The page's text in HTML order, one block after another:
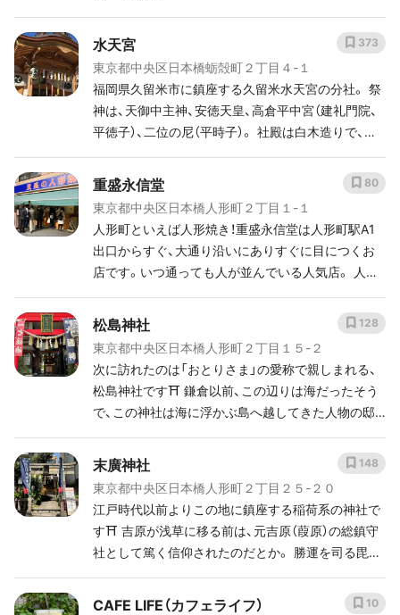
水天宮
東京都中央区日本橋蛎殻町２丁目４-１
福岡県久留米市に鎮座する久留米水天宮の分社。 祭
神は、天御中主神、安徳天皇、高倉平中宮（建礼門院、
平徳子）、二位の尼（平時子）。 社殿は白木造りで、コ
面には地上６階建てのビルが建設され、境内は２階。
江戸時代より安産・子授けの神「おすいてんぐさま」
として信仰を集め、古くから妊婦や新婚夫婦らが参
拝に訪れる。 久留米の水天宮は久留米藩歴代藩主
（有馬家）により崇敬。 １８１８年、９代藩主有馬頼
徳が江戸・三田の久留米藩江戸上屋敷に分霊を勧請。
当初、藩邸内にあったため一般人の参拝は少なかっ
たという。
373
重盛永信堂
東京都中央区日本橋人形町２丁目１-１
人形町といえば人形焼き！重盛永信堂は人形町駅A1
出口からすぐ、大通り沿いにありすぐに目につくお
店です。いつ通っても人が並んでいる人気店。 人形
あんこがぎっしり詰まっていて1つでも食べごたえ
ありますよ。
80
松島神社
東京都中央区日本橋人形町２丁目１５-２
次に訪れたのは「おとりさま」の愛称で親しまれる、
松島神社です⛩ 鎌倉以前、この辺りは海だったそう
で、この神社は海に浮かぶ島へ越してきた人物の邸
という名は、その島にたくさん生えていた松に由来
するのだそう。 御祭神は、伊邪那岐神をはじめとす
る計14の神様といわれ、一般的な神社に比べて多い
のが特徴です。 七福神では、大きな袋と米俵で知ら
れる「大黒天」を祀っています。 大黒天もまた、弁財
天と同様にヒンドゥー教由来の神様なんですよ。大
きな小槌を持っていることから、財運福徳のご利益
があるとされています。 出世や金運UPを祈願しまし
128
末廣神社
東京都中央区日本橋人形町２丁目２５-２０
江戸時代以前よりこの地に鎮座する稲荷系の神社で
す⛩ 吉原が浅草に移る前は、元吉原（葭原）の総鎮守
社として篤く信仰されたのだとか。 勝運を司る毘沙
ワースポットとして親しまれています。
148
CAFE LIFE（カフェライフ） 10